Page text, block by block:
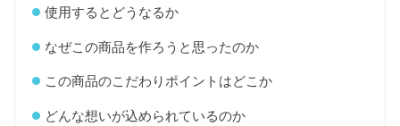
使用するとどうなるか
なぜこの商品を作ろうと思ったのか
この商品のこだわりポイントはどこか
どんな想いが込められているのか